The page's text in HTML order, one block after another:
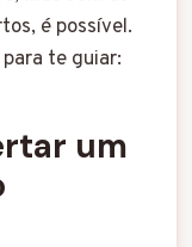
é possível.
te guiar:
um